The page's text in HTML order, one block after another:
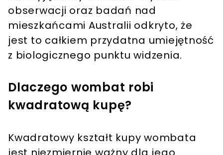
obserwacji oraz badań nad
mieszkańcami Australii odkryto, że
jest to całkiem przydatna umiejętność
z biologicznego punktu widzenia.
Dlaczego wombat robi
kwadratową kupę?
Kwadratowy kształt kupy wombata